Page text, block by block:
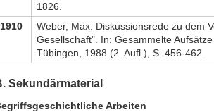
1826.
1910
Weber, Max: Diskussionsrede zu dem
Gesellschaft". In: Gesammelte
Tübingen, 1988 (2. Aufl.), S. 456-462.
Sekundärmaterial
Arbeiten